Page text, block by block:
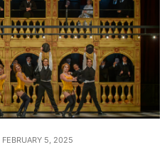
FEBRUARY 5, 2025